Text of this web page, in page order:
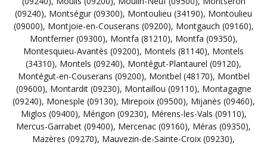
(09240), Montségur (09300), Montoulieu (34190), Montoulieu
(09000), Montjoie-en-Couserans (09200), Montgauch (09160),
Montferrier (09300), Montfa (81210), Montfa (09350),
Montesquieu-Avantès (09200), Montels (81140), Montels
(34310), Montels (09240), Montégut-Plantaurel (09120),
Montégut-en-Couserans (09200), Montbel (48170), Montbel
(09600), Montardit (09230), Montaillou (09110), Montagagne
(09240), Monesple (09130), Mirepoix (09500), Mijanès (09460),
Miglos (09400), Mérigon (09230), Mérens-les-Vals (09110),
Mercus-Garrabet (09400), Mercenac (09160), Méras (09350),
Mazères (09270), Mauvezin-de-Sainte-Croix (09230),